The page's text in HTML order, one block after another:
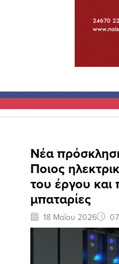
Νέα
Ποιος
του έργου και
μπαταρίες
18 Μαΐου 2026